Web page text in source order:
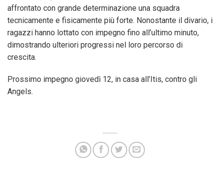
affrontato con grande determinazione una squadra
tecnicamente e fisicamente più forte. Nonostante il divario, i
ragazzi hanno lottato con impegno fino all’ultimo minuto,
dimostrando ulteriori progressi nel loro percorso di
crescita.
Prossimo impegno giovedì 12, in casa all’Itis, contro gli
Angels.